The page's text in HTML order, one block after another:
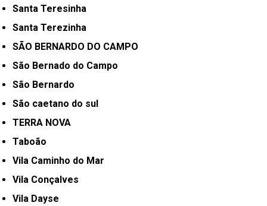
Santa Teresinha
Santa Terezinha
SÃO BERNARDO DO CAMPO
São Bernado do Campo
São Bernardo
São caetano do sul
TERRA NOVA
Taboão
Vila Caminho do Mar
Vila Conçalves
Vila Dayse